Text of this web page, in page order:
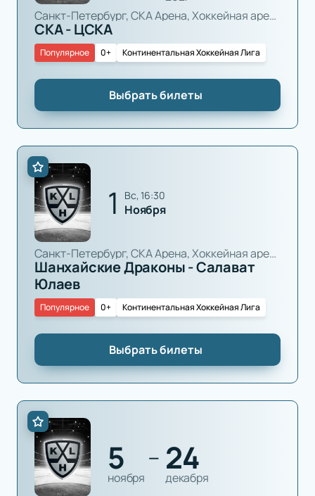
Санкт-Петербург, СКА Арена, Хоккейная арена
СКА - ЦСКА
0+ Континентальная Хоккейная Лига
Популярное
Выбрать билеты
1 вс, 16:30
Ноября
Санкт-Петербург, СКА Арена, Хоккейная арена
Шанхайские Драконы - Салават
Юлаев
0+ Континентальная Хоккейная Лига
Популярное
Выбрать билеты
5
ноября
— 24
декабря